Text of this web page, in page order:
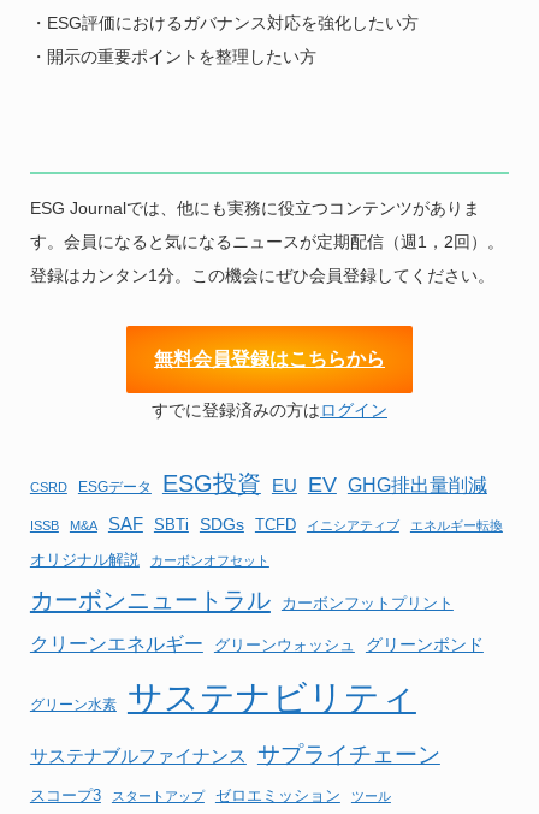
・ESG評価におけるガバナンス対応を強化したい方
・開示の重要ポイントを整理したい方
ESG Journalでは、他にも実務に役立つコンテンツがありま
す。会員になると気になるニュースが定期配信（週1，2回）。
登録はカンタン1分。この機会にぜひ会員登録してください。
無料会員登録はこちらから
すでに登録済みの方はログイン
CSRD ESGデータ ESG投資 EU EV GHG排出量削減
ISSB M&A SAF SBTi SDGs TCFD イニシアティブ エネルギー転換
オリジナル解説 カーボンオフセット
カーボンニュートラル カーボンフットプリント
クリーンエネルギー グリーンウォッシュ グリーンボンド
グリーン水素 サステナビリティ
サステナブルファイナンス サプライチェーン
スコープ3 スタートアップ ゼロエミッション ツール